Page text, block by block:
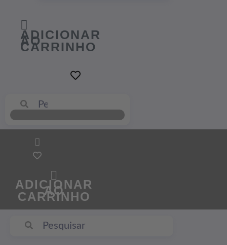
ADICIONAR
AO
CARRINHO
ADICIONAR
AO
CARRINHO